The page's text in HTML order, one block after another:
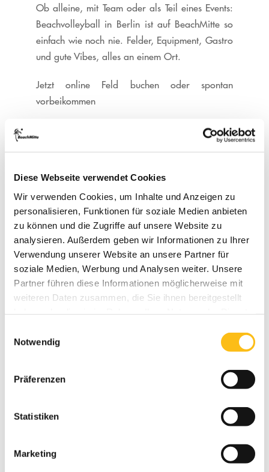
Diese Webseite verwendet Cookies
Wir verwenden Cookies, um Inhalte und Anzeigen zu
personalisieren, Funktionen für soziale Medien anbieten
zu können und die Zugriffe auf unsere Website zu
analysieren. Außerdem geben wir Informationen zu Ihrer
Verwendung unserer Website an unsere Partner für
soziale Medien, Werbung und Analysen weiter. Unsere
Partner führen diese Informationen möglicherweise mit
weiteren Daten zusammen, die Sie ihnen bereitgestellt
Notwendig
Präferenzen
Statistiken
Marketing
Ob alleine, mit Team oder als Teil eines Events:
Beachvolleyball in Berlin ist auf BeachMitte so
einfach wie noch nie. Felder, Equipment, Gastro
und gute Vibes, alles an einem Ort.
Jetzt online Feld buchen oder spontan
vorbeikommen
Häufige Fragen rund
um Beachvolleyball
BeachMitte
Beachvolleyball auf
Die Preise variieren je nach Uhrzeit, Wochentag